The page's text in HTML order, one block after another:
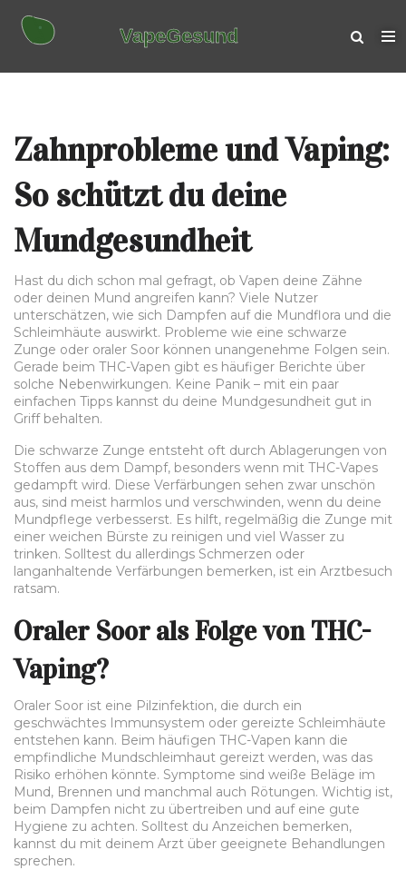
Zahnprobleme und Vaping:
So schützt du deine
Mundgesundheit
Hast du dich schon mal gefragt, ob Vapen deine Zähne
oder deinen Mund angreifen kann? Viele Nutzer
unterschätzen, wie sich Dampfen auf die Mundflora und die
Schleimhäute auswirkt. Probleme wie eine schwarze
Zunge oder oraler Soor können unangenehme Folgen sein.
Gerade beim THC-Vapen gibt es häufiger Berichte über
solche Nebenwirkungen. Keine Panik – mit ein paar
einfachen Tipps kannst du deine Mundgesundheit gut in
Griff behalten.
Die schwarze Zunge entsteht oft durch Ablagerungen von
Stoffen aus dem Dampf, besonders wenn mit THC-Vapes
gedampft wird. Diese Verfärbungen sehen zwar unschön
aus, sind meist harmlos und verschwinden, wenn du deine
Mundpflege verbesserst. Es hilft, regelmäßig die Zunge mit
einer weichen Bürste zu reinigen und viel Wasser zu
trinken. Solltest du allerdings Schmerzen oder
langanhaltende Verfärbungen bemerken, ist ein Arztbesuch
ratsam.
Oraler Soor als Folge von THC-
Vaping?
Oraler Soor ist eine Pilzinfektion, die durch ein
geschwächtes Immunsystem oder gereizte Schleimhäute
entstehen kann. Beim häufigen THC-Vapen kann die
empfindliche Mundschleimhaut gereizt werden, was das
Risiko erhöhen könnte. Symptome sind weiße Beläge im
Mund, Brennen und manchmal auch Rötungen. Wichtig ist,
beim Dampfen nicht zu übertreiben und auf eine gute
Hygiene zu achten. Solltest du Anzeichen bemerken,
kannst du mit deinem Arzt über geeignete Behandlungen
sprechen.